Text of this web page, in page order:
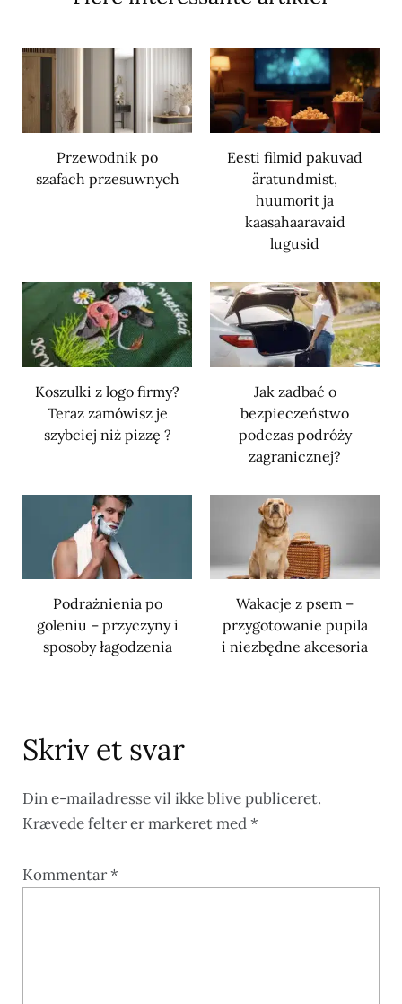
Przewodnik po
szafach przesuwnych
Eesti filmid pakuvad
äratundmist,
huumorit ja
kaasahaaravaid
lugusid
Koszulki z logo firmy?
Teraz zamówisz je
szybciej niż pizzę ?
Jak zadbać o
bezpieczeństwo
podczas podróży
zagranicznej?
Podrażnienia po
goleniu – przyczyny i
sposoby łagodzenia
Wakacje z psem –
przygotowanie pupila
i niezbędne akcesoria
Skriv et svar
Din e-mailadresse vil ikke blive publiceret.
Krævede felter er markeret med*
Kommentar*